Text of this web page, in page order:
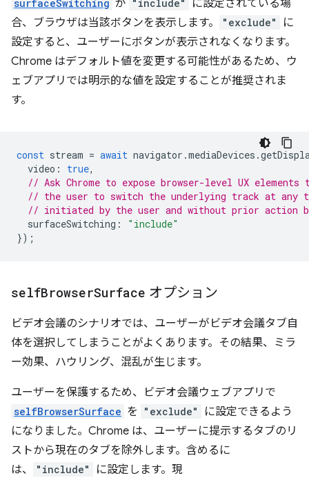
surfaceSwitching が "include"
に設定されている場
合、ブラウザは当該ボタンを表示します。
"exclude"
に
設定すると、ユーザーにボタンが表示されなくなります。
Chrome はデフォルト値を変更する可能性があるため、ウ
ェブアプリでは明示的な値を設定することが推奨されま
す。
const stream = await navigator .mediaDevices .
video : true,
// Ask Chrome to expose browser-level UX
// the user to switch the underlying track at any
// initiated by the user and without prior action
surfaceSwitching :
"include"
});
selfBrowserSurface オプション
ビデオ会議のシナリオでは、ユーザーがビデオ会議タブ自
体を選択してしまうことがよくあります。その結果、ミラ
ー効果、ハウリング、混乱が生じます。
ユーザーを保護するため、ビデオ会議ウェブアプリで
selfBrowserSurface を "exclude"
に設定できるよう
になりました。Chrome は、ユーザーに提示するタブのリ
ストから現在のタブを除外します。含めるに
は、
"include"
に設定します。現